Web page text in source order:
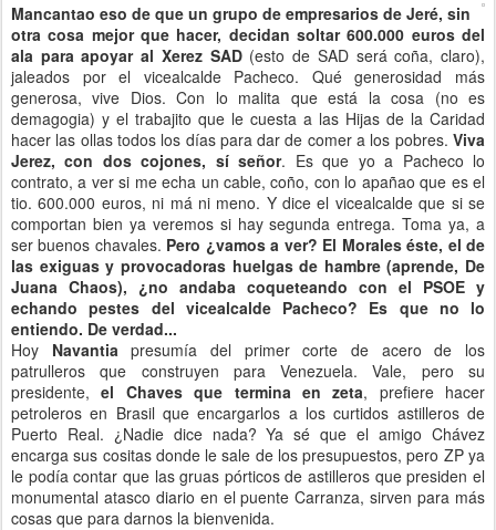
Mancantao eso de que un grupo de empresarios de Jeré, sin
otra cosa mejor que hacer, decidan soltar 600.000 euros del
ala para apoyar al Xerez SAD(esto de SAD será coña, claro),
jaleados por el vicealcalde Pacheco. Qué generosidad más
generosa, vive Dios. Con lo malita que está la cosa (no es
demagogia) y el trabajito que le cuesta a las Hijas de la Caridad
hacer las ollas todos los días para dar de comer a los pobres. Viva
Jerez, con dos cojones, sí señor. Es que yo a Pacheco lo
contrato, a ver si me echa un cable, coño, con lo apañao que es el
tio. 600.000 euros, ni má ni meno. Y dice el vicealcalde que si se
comportan bien ya veremos si hay segunda entrega. Toma ya, a
ser buenos chavales. Pero ¿vamos a ver? El Morales éste, el de
las exiguas y provocadoras huelgas de hambre (aprende, De
Juana Chaos), ¿no andaba coqueteando con el PSOE y
echando pestes del vicealcalde Pacheco? Es que no lo
entiendo. De verdad...
Hoy Navantia presumía del primer corte de acero de los
patrulleros que construyen para Venezuela. Vale, pero su
presidente,el Chaves que termina en zeta, prefiere hacer
petroleros en Brasil que encargarlos a los curtidos astilleros de
Puerto Real. ¿Nadie dice nada? Ya sé que el amigo Chávez
encarga sus cositas donde le sale de los presupuestos, pero ZP ya
le podía contar que las gruas pórticos de astilleros que presiden el
monumental atasco diario en el puente Carranza, sirven para más
cosas que para darnos la bienvenida.